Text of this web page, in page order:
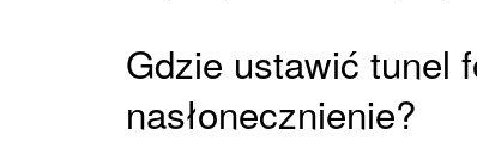
Gdzie ustawić tunel
nasłonecznienie?